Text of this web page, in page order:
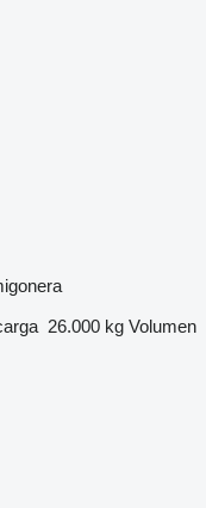
26.000 kg Volumen